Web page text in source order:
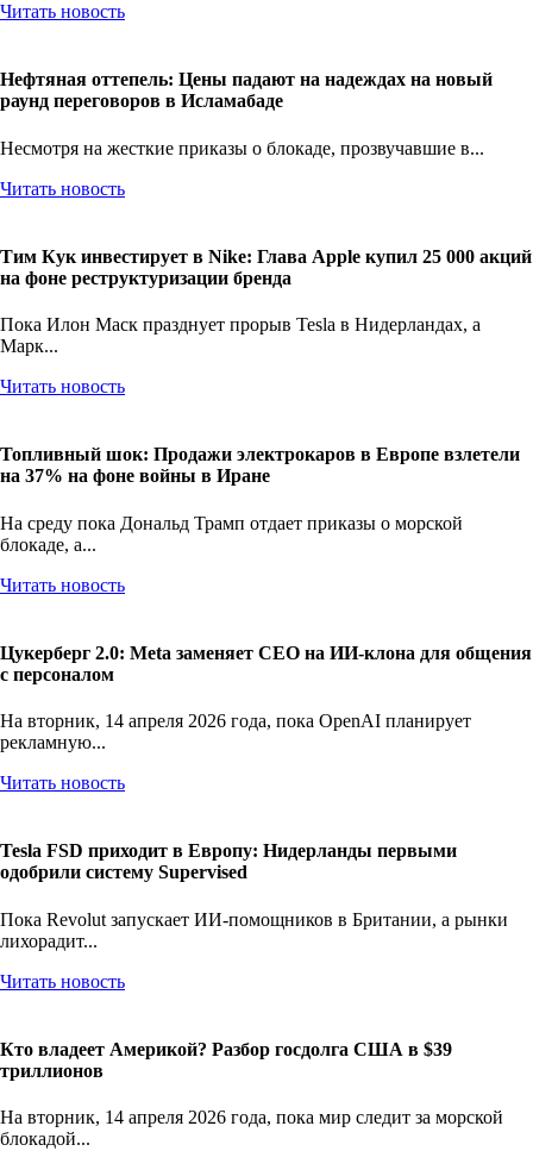
Читать новость
Нефтяная оттепель: Цены падают на надеждах на новый
раунд переговоров в Исламабаде
Несмотря на жесткие приказы о блокаде, прозвучавшие в...
Читать новость
Тим Кук инвестирует в Nike: Глава Apple купил 25 000 акций
на фоне реструктуризации бренда
Пока Илон Маск празднует прорыв Tesla в Нидерландах, а
Марк...
Читать новость
Топливный шок: Продажи электрокаров в Европе взлетели
на 37% на фоне войны в Иране
На среду пока Дональд Трамп отдает приказы о морской
блокаде, а...
Читать новость
Цукерберг 2.0: Meta заменяет CEO на ИИ-клона для общения
с персоналом
На вторник, 14 апреля 2026 года, пока OpenAI планирует
рекламную...
Читать новость
Tesla FSD приходит в Европу: Нидерланды первыми
одобрили систему Supervised
Пока Revolut запускает ИИ-помощников в Британии, а рынки
лихорадит...
Читать новость
Кто владеет Америкой? Разбор госдолга США в $39
триллионов
На вторник, 14 апреля 2026 года, пока мир следит за морской
блокадой...